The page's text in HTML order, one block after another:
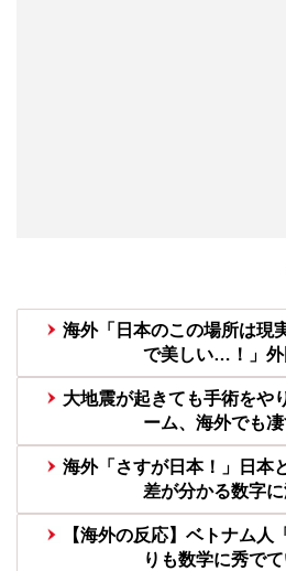
海外「日本のこの場所は現
で美しい…！」外
大地震が起きても手術をや
ーム、海外でも
海外「さすが日本！」日本
差が分かる数字
【海外の反応】ベトナム人
りも数学に秀で